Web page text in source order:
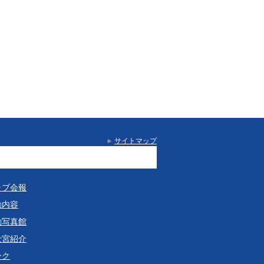
サイトマップ
会報
容
写真館
紹介